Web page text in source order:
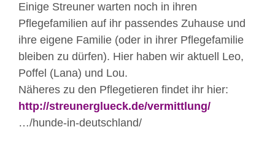
Einige Streuner warten noch in ihren
Pflegefamilien auf ihr passendes Zuhause und
ihre eigene Familie (oder in ihrer Pflegefamilie
bleiben zu dürfen). Hier haben wir aktuell Leo,
Poffel (Lana) und Lou.
Näheres zu den Pflegetieren findet ihr hier:
http://streunerglueck.de/vermittlung/
…/hunde-in-deutschland/